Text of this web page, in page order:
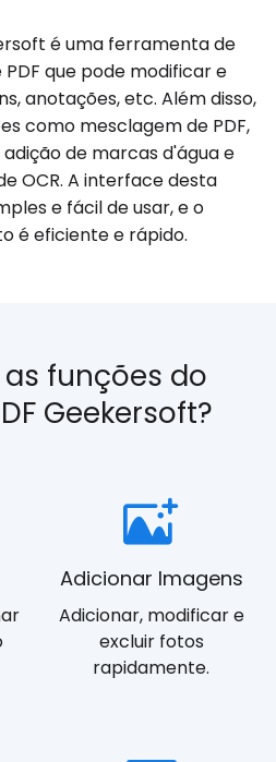
é uma ferramenta de
que pode modificar e
anotações, etc. Além disso,
como mesclagem de PDF,
de marcas d'água e
OCR. A interface desta
e fácil de usar, e o
é eficiente e rápido.
funções do
Geekersoft?
Adicionar Imagens
Adicionar, modificar e
excluir fotos
rapidamente.